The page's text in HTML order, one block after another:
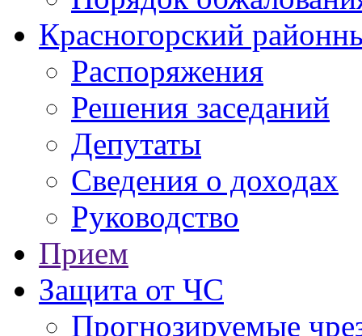
Красногорский
Распоряжения
Решения заседаний
Депутаты
Сведения о доходах
Руководство
Прием
Защита от ЧС
Прогнозируемые